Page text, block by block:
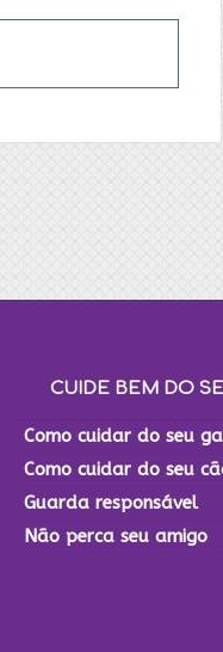
CUIDE BEM DO
Como cuidar do seu
Como cuidar do seu
Guarda responsável
Não perca seu amigo